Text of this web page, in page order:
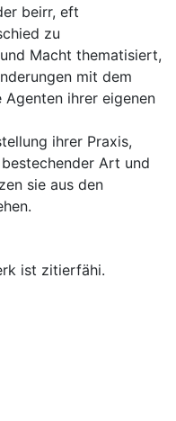
beirr, eft
zu
Macht thematisiert,
mit dem
ihrer eigenen
ihrer Praxis,
Art und
sie aus den
ist zitierfähi.